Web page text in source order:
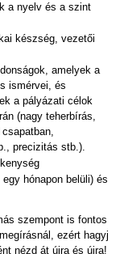
a nyelv és a szint
készség, vezetői
amelyek a
ismérvei, és
a pályázati célok
(nagy teherbírás,
precizitás stb.).
hónapon belüli) és
szempont is fontos
ezért hagyj
nézd át újra és újra!